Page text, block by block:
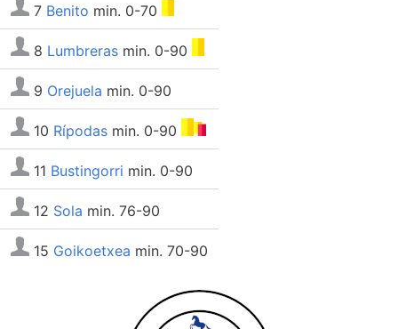
7 Benito min. 0-70
8 Lumbreras min. 0-90
9 Orejuela min. 0-90
10 Rípodas min. 0-90
11 Bustingorri min. 0-90
12 Sola min. 76-90
15 Goikoetxea min. 70-90